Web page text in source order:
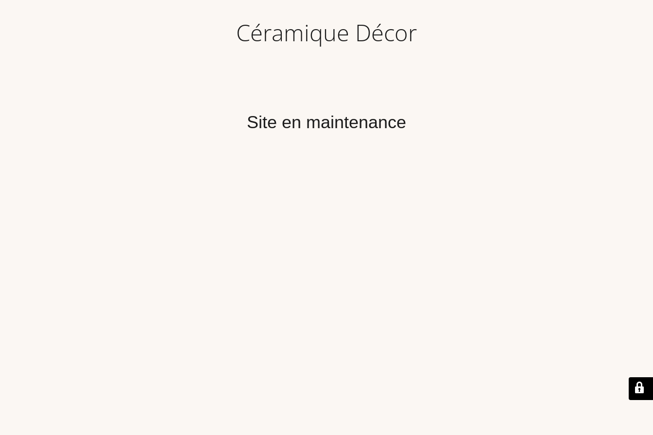
Céramique Décor
Site en maintenance